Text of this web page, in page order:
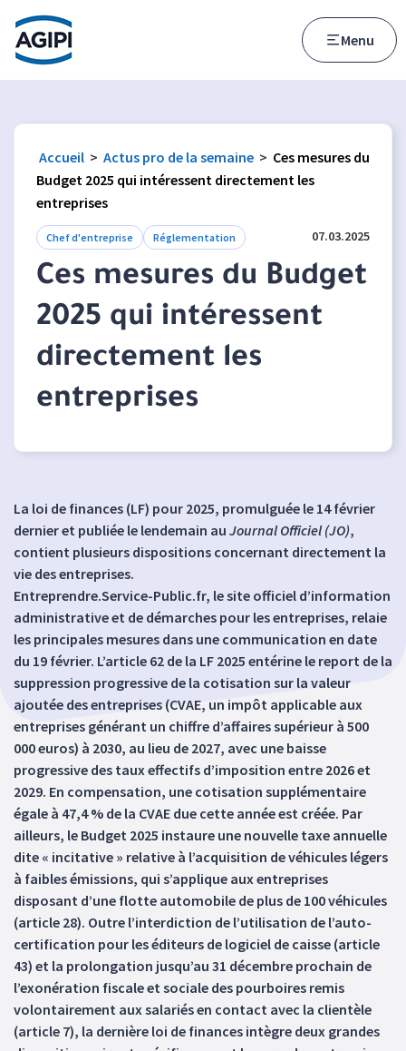
Accès au menu
Accès au contenu principal
Menu
Accueil > Actus pro de la semaine > Ces mesures du
Budget 2025 qui intéressent directement les
entreprises
Chef d'entreprise Réglementation 07.03.2025
Ces mesures du Budget
2025 qui intéressent
directement les
entreprises
La loi de finances (LF) pour 2025, promulguée le 14 février
dernier et publiée le lendemain au Journal Officiel (JO),
contient plusieurs dispositions concernant directement la
vie des entreprises.
Entreprendre.Service-Public.fr, le site officiel d’information
administrative et de démarches pour les entreprises, relaie
les principales mesures dans une communication en date
du 19 février. L’article 62 de la LF 2025 entérine le report de la
suppression progressive de la cotisation sur la valeur
ajoutée des entreprises (CVAE, un impôt applicable aux
entreprises générant un chiffre d’affaires supérieur à 500
000 euros) à 2030, au lieu de 2027, avec une baisse
progressive des taux effectifs d’imposition entre 2026 et
2029. En compensation, une cotisation supplémentaire
égale à 47,4 % de la CVAE due cette année est créée. Par
ailleurs, le Budget 2025 instaure une nouvelle taxe annuelle
dite « incitative » relative à l’acquisition de véhicules légers
à faibles émissions, qui s’applique aux entreprises
disposant d’une flotte automobile de plus de 100 véhicules
(article 28). Outre l’interdiction de l’utilisation de l’auto-
certification pour les éditeurs de logiciel de caisse (article
43) et la prolongation jusqu’au 31 décembre prochain de
l’exonération fiscale et sociale des pourboires remis
volontairement aux salariés en contact avec la clientèle
(article 7), la dernière loi de finances intègre deux grandes